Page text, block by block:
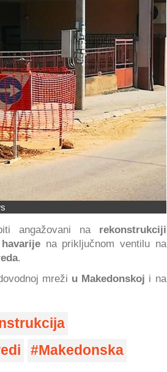
angažovani na rekonstrukciji
havarijena priključnom ventilu na
.
mreži u Makedonskoj i na
Makedonska